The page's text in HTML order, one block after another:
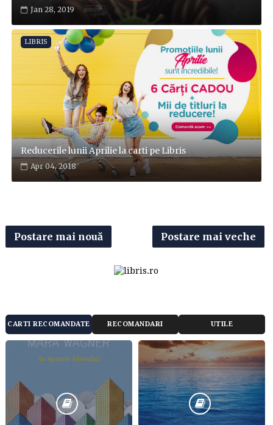
Jan 28, 2019
LIBRIS
Reducerile lunii Aprilie la carti pe Libris
Apr 04, 2018
Postare mai nouă Postare mai veche
CARTI RECOMANDATE RECOMANDARI UTILE